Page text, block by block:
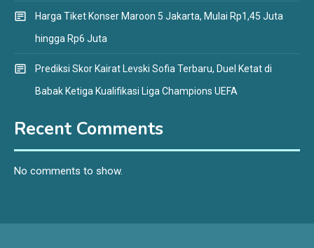
Harga Tiket Konser Maroon 5 Jakarta, Mulai Rp1,45 Juta
hingga Rp6 Juta
Prediksi Skor Kairat Levski Sofia Terbaru, Duel Ketat di
Babak Ketiga Kualifikasi Liga Champions UEFA
Recent Comments
No comments to show.